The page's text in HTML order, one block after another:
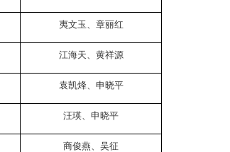
夷文玉、章丽红
江海天、黄祥源
袁凯烽、申晓平
汪瑛、申晓平
商俊燕、吴征